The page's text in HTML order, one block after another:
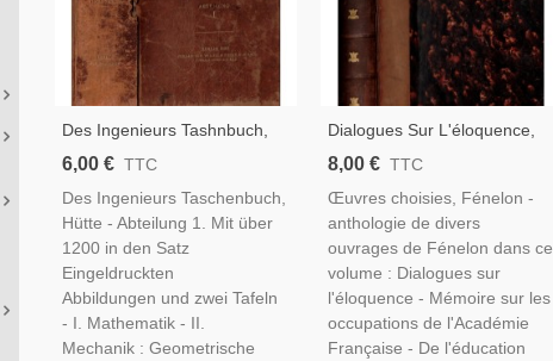
Des Ingenieurs Tashnbuch,
Hütte, 1899 - Deutsche
Techniques, Industries, 19e
Siècle
6,00 € TTC
Des Ingenieurs Taschenbuch,
Hütte - Abteilung 1. Mit über
1200 in den Satz
Eingeldruckten
Abbildungen und zwei Tafeln
- I. Mathematik - II.
Mechanik : Geometrische
Dialogues Sur L'éloquence,
De L'éducation Des Filles,
Théologie, Littérature 17e S.
8,00 € TTC
Œuvres choisies, Fénelon -
anthologie de divers
ouvrages de Fénelon dans ce
volume : Dialogues sur
l'éloquence - Mémoire sur les
occupations de l'Académie
Française - De l'éducation